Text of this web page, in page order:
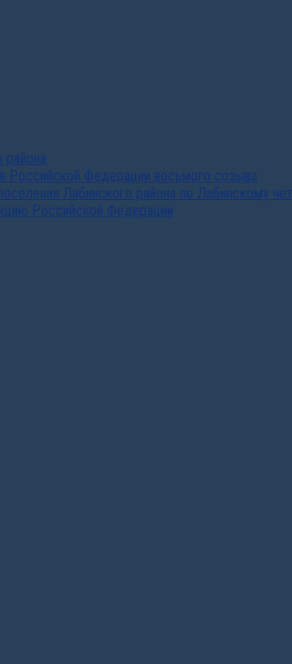
Российской Федерации восьмого созыва
Лабинского района по Лабинскому
Российской Федерации